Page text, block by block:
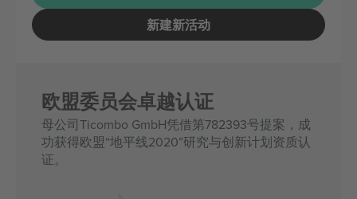
新建新活动
欧盟委员会卓越认证
母公司Ticombo GmbH凭借第782393号提案，成
功获得欧盟“地平线2020”研究与创新计划资质认
证。